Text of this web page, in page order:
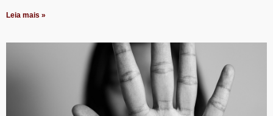
Leia mais »